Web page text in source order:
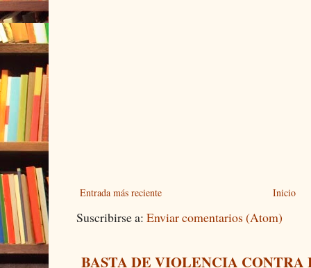
Entrada más reciente Inicio
Suscribirse a: Enviar comentarios (Atom)
BASTA DE VIOLENCIA